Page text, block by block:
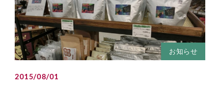
お知らせ
2015/08/01